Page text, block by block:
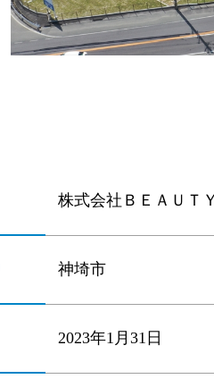
株式会社ＢＥＡＵＴ
神埼市
2023年1月31日